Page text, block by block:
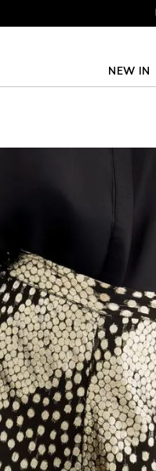
NEW IN